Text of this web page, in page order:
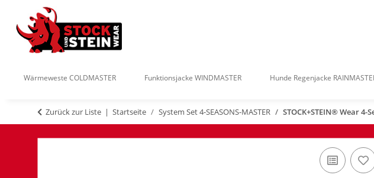
Wärmeweste COLDMASTER Funktionsjacke WINDMASTER Hunde Regenjacke
Zurück zur Liste Startseite System Set 4-SEASONS-MASTER STOCK+STEIN® Wear 4-